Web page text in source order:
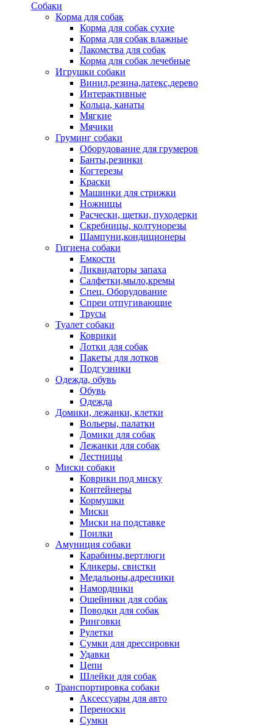
Собаки
Корма для собак
Корма для собак сухие
Корма для собак влажные
Лакомства для собак
Корма для собак лечебные
Игрушки собаки
Винил,резина,латекс,дерево
Интерактивные
Кольца, канаты
Мягкие
Мячики
Груминг собаки
Оборудование для грумеров
Банты,резинки
Когтерезы
Краски
Машинки для стрижки
Ножницы
Расчески, щетки, пуходерки
Скребницы, колтунорезы
Шампуни,кондиционеры
Гигиена собаки
Емкости
Ликвидаторы запаха
Салфетки,мыло,кремы
Спец. Оборудование
Спреи отпугивающие
Трусы
Туалет собаки
Коврики
Лотки для собак
Пакеты для лотков
Подгузники
Одежда, обувь
Обувь
Одежда
Домики, лежанки, клетки
Вольеры, палатки
Домики для собак
Лежанки для собак
Лестницы
Миски собаки
Коврики под миску
Контейнеры
Кормушки
Миски
Миски на подставке
Поилки
Амуниция собаки
Карабины,вертлюги
Кликеры, свистки
Медальоны,адресники
Намордники
Ошейники для собак
Поводки для собак
Ринговки
Рулетки
Сумки для дрессировки
Удавки
Цепи
Шлейки для собак
Транспортировка собаки
Аксессуары для авто
Переноски
Сумки